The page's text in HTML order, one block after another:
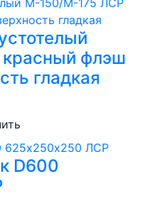
флэш
гладкая
D600